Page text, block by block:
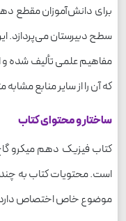
برای دانش‌آموزان مقطع
سطح دبیرستان می‌پردازد.
مفاهیم علمی تألیف شده و
که آن را از سایر منابع
ساختار و محتوای کتاب
کتاب فیزیک دهم میکرو
است. محتویات کتاب به
موضوع خاص اختصاص